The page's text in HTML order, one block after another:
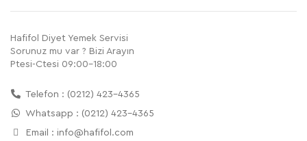
Hafifol Diyet Yemek Servisi
Sorunuz mu var ? Bizi Arayın
Ptesi-Ctesi 09:00-18:00
Telefon : (0212) 423-4365
Whatsapp : (0212) 423-4365
Email : info@hafifol.com